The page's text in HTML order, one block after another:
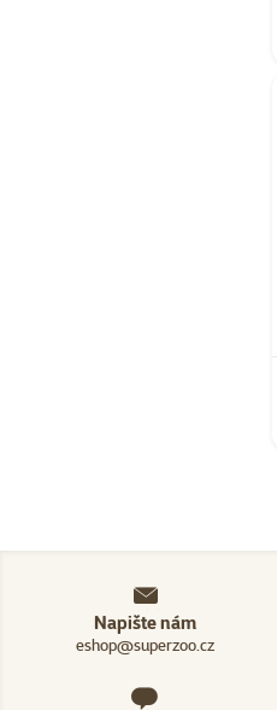
Napište nám
eshop@superzoo.cz